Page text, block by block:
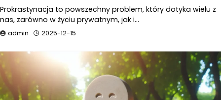
Prokrastynacja to powszechny problem, który dotyka wielu z
nas, zarówno w życiu prywatnym, jak i…
admin 2025-12-15